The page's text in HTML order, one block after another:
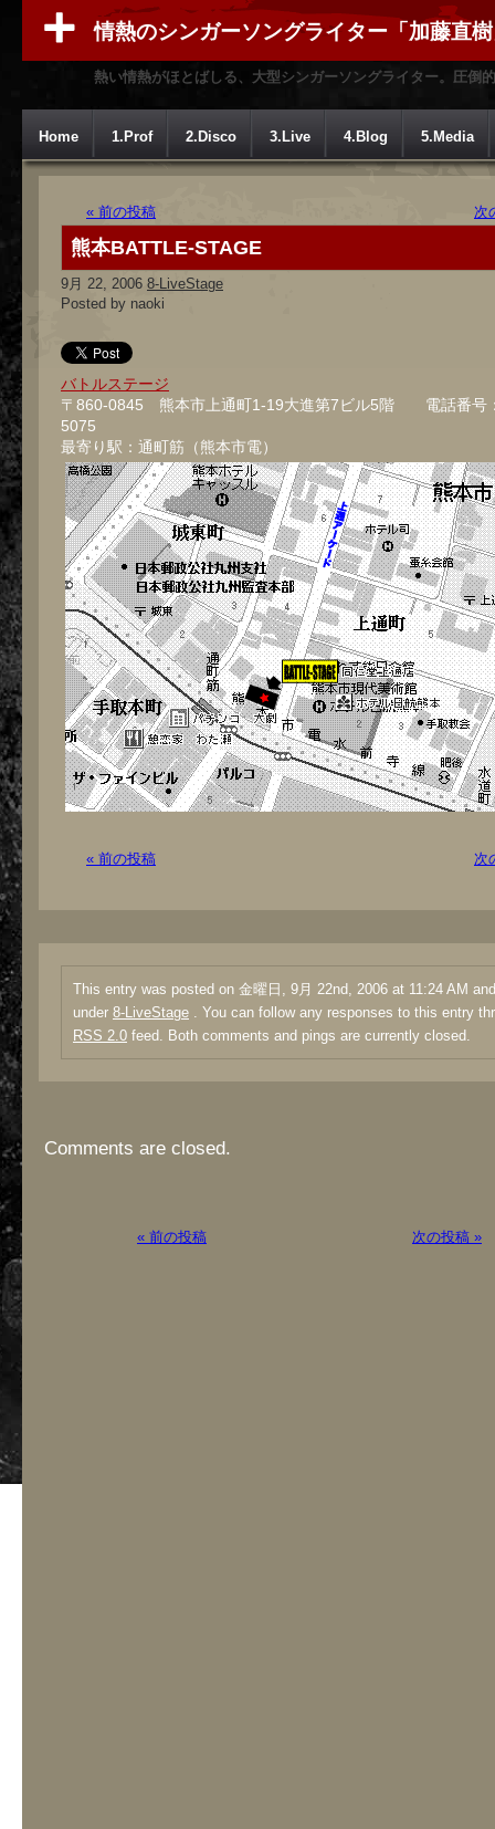
情熱のシンガーソングライター「加藤直
熱い情熱がほとばしる、大型シンガーソングライター。圧倒
Home 1.Prof 2.Disco 3.Live 4.Blog 5.Media
« 前の投稿 次
熊本BATTLE-STAGE
9月 22, 2006 8-LiveStage
Posted by naoki
バトルステージ
〒860-0845 熊本市上通町1-19大進第7ビル5階 電話番号
5075
最寄り駅：通町筋（熊本市電）
« 前の投稿 次
This entry was posted on 金曜日, 9月 22nd, 2006 at 11:24 AM
under 8-LiveStage . You can follow any responses to this entry
RSS 2.0 feed. Both comments and pings are currently closed.
Comments are closed.
« 前の投稿 次の投稿 »